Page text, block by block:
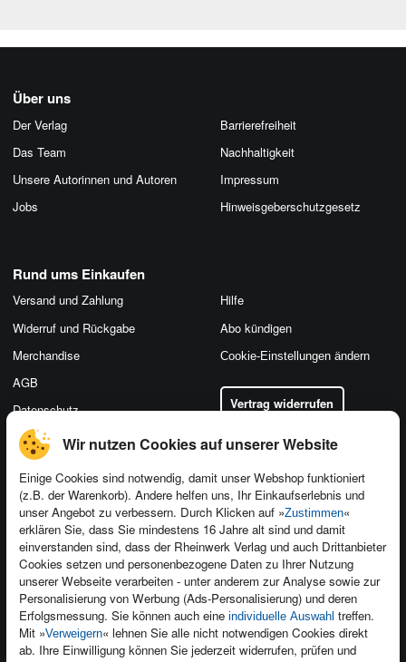
Wir nutzen Cookies auf unserer Website
Einige Cookies sind notwendig, damit unser Webshop funktioniert
(z.B. der Warenkorb). Andere helfen uns, Ihr Einkaufserlebnis und
unser Angebot zu verbessern. Durch Klicken auf »Zustimmen«
erklären Sie, dass Sie mindestens 16 Jahre alt sind und damit
einverstanden sind, dass der Rheinwerk Verlag und auch Drittanbieter
Cookies setzen und personenbezogene Daten zu Ihrer Nutzung
unserer Webseite verarbeiten - unter anderem zur Analyse sowie zur
Personalisierung von Werbung (Ads-Personalisierung) und deren
Erfolgsmessung. Sie können auch eine individuelle Auswahl treffen.
Mit »Verweigern« lehnen Sie alle nicht notwendigen Cookies direkt
ab. Ihre Einwilligung können Sie jederzeit widerrufen, prüfen und
Über uns
Der Verlag
Das Team
Unsere Autorinnen und Autoren
Jobs
Barrierefreiheit
Nachhaltigkeit
Impressum
Hinweis­geber­schutz­gesetz
Kontakt
Newsletter
Für Unternehmen
Presseservice
Dozentenservice
Produktfeedback
Foreign Rights
Ein Buch schreiben
Rund ums Einkaufen
Versand und Zahlung
Widerruf und Rückgabe
Merchandise
AGB
Datenschutz
Hilfe
Abo kündigen
Cookie-Einstellungen ändern
Vertrag widerrufen